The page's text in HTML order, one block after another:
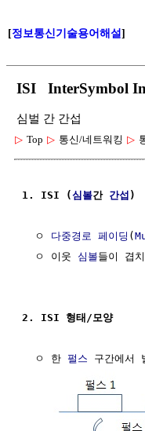
[정보통신기술용어해설]
ISI InterSymbol
심벌 간 간섭
▷ Top ▷ 통신/네트워킹 ▷
1. ISI (심볼간 간섭 )
  ㅇ
다중경로 페이딩 (
  ㅇ 이웃
심볼들이 겹
2. ISI 형태/모양
  ㅇ 한
펄스 구간에서